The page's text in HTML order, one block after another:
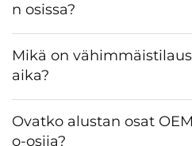
n osissa?
Mikä on
aika?
Ovatko alustan osat
o-osiia?